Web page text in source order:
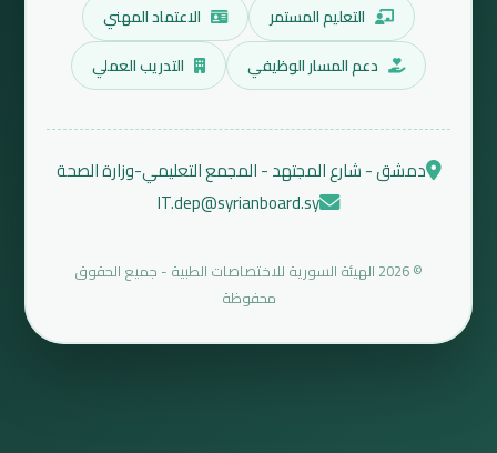
التعليم المستمر
الاعتماد المهني
دعم المسار الوظيفي
التدريب العملي
دمشق - شارع المجتهد - المجمع التعليمي-وزارة الصحة
IT.dep@syrianboard.sy
© 2026 الهيئة السورية للاختصاصات الطبية - جميع الحقوق
محفوظة